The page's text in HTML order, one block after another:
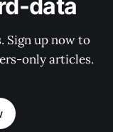
data
Sign up now to
only articles.